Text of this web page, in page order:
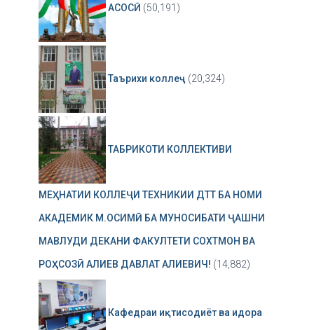
АСОСӢ (50,191)
Таърихи коллеҷ (20,324)
ТАБРИКОТИ КОЛЛЕКТИВИ
МЕҲНАТИИ КОЛЛЕҶИ ТЕХНИКИИ ДТТ БА НОМИ
АКАДЕМИК М.ОСИМӢ БА МУНОСИБАТИ ҶАШНИ
МАВЛУДИ ДЕКАНИ ФАКУЛТЕТИ СОХТМОН ВА
РОҲСОЗӢ АЛИЕВ ДАВЛАТ АЛИЕВИЧ! (14,882)
Кафедраи иқтисодиёт ва идора